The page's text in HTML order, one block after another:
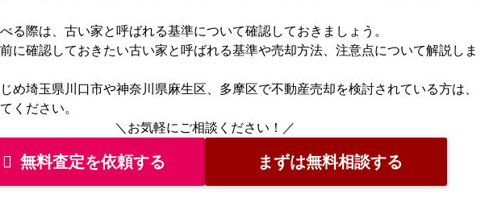
る際は、古い家と呼ばれる基準について確認しておきましょう。
に確認しておきたい古い家と呼ばれる基準や売却方法、注意点について解説しま
め埼玉県川口市や神奈川県麻生区、多摩区で不動産売却を検討されている方は、
ください。
＼お気軽にご相談ください！／
無料査定を依頼する まずは無料相談する